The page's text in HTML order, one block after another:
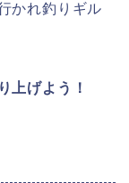
かれ釣りギル
上げよう！